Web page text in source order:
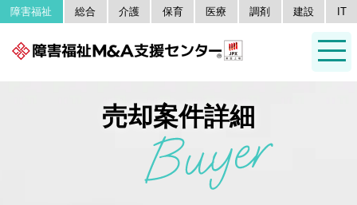
障害福祉 総合 介護 保育 医療 調剤 建設 IT
売却案件詳細